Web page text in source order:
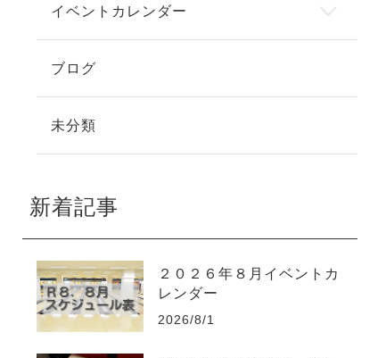
イベントカレンダー
ブログ
未分類
新着記事
２０２６年８月イベントカ
レンダー
2026/8/1